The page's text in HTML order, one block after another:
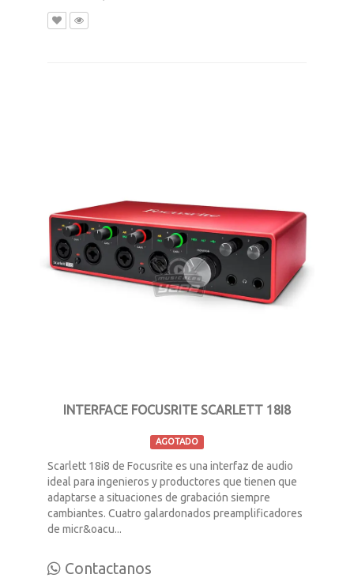
INTERFACE FOCUSRITE SCARLETT 18I8
AGOTADO
Scarlett 18i8 de Focusrite es una interfaz de audio
ideal para ingenieros y productores que tienen que
adaptarse a situaciones de grabación siempre
cambiantes. Cuatro galardonados preamplificadores
de micr&oacu...
Contactanos